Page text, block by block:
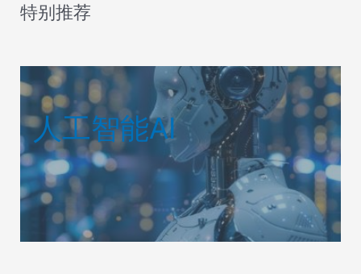
特别推荐
人工智能AI